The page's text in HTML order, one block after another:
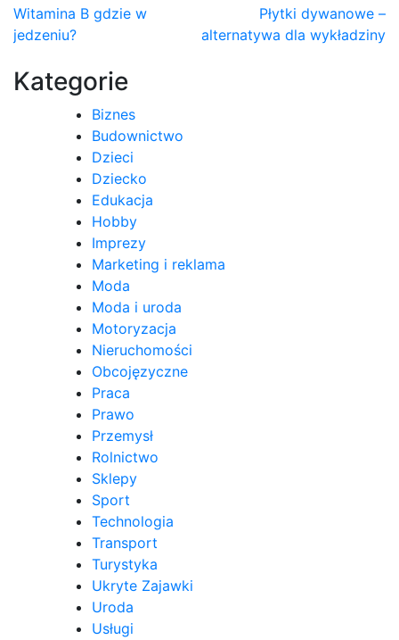
Nawigacja
wpisu
Witamina B gdzie w
jedzeniu?
Płytki dywanowe –
alternatywa dla wykładziny
Kategorie
Biznes
Budownictwo
Dzieci
Dziecko
Edukacja
Hobby
Imprezy
Marketing i reklama
Moda
Moda i uroda
Motoryzacja
Nieruchomości
Obcojęzyczne
Praca
Prawo
Przemysł
Rolnictwo
Sklepy
Sport
Technologia
Transport
Turystyka
Ukryte Zajawki
Uroda
Usługi